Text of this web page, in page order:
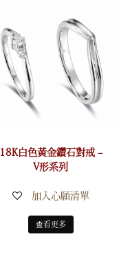
18K白色黃金鑽石對戒 –
V形系列
加入心願清單
查看更多